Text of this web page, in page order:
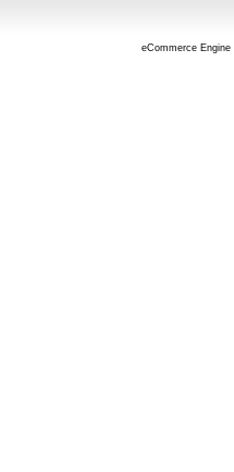
eCommerce